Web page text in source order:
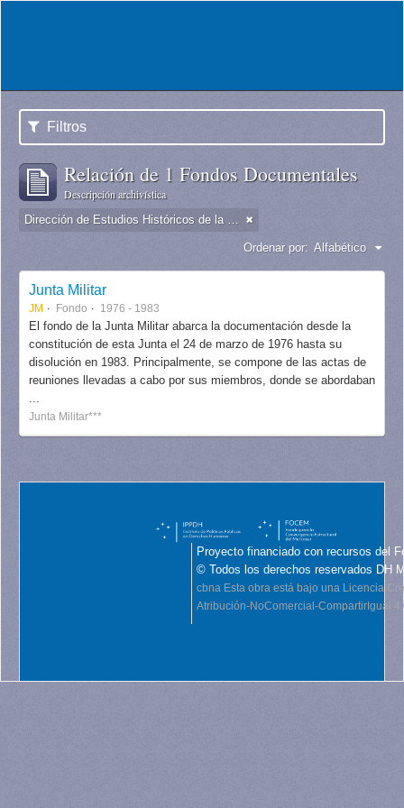
Filtros
Relación de 1 Fondos Documentales
Descripción archivística
Dirección de Estudios Históricos de la Fuerza Aérea
Ordenar por: Alfabético
Junta Militar
JM Fondo 1976 - 1983
El fondo de la Junta Militar abarca la documentación desde la
constitución de esta Junta el 24 de marzo de 1976 hasta su
disolución en 1983. Principalmente, se compone de las actas de
reuniones llevadas a cabo por sus miembros, donde se abordaban
...
Junta Militar***
Proyecto financiado con recursos del
© Todos los derechos reservados DH
cbna Esta obra está bajo una Licencia
Atribución-NoComercial-CompartirIgual